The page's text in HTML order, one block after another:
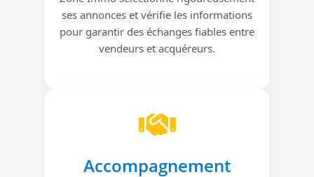
ses annonces et vérifie les informations
pour garantir des échanges fiables entre
vendeurs et acquéreurs.
Accompagnement